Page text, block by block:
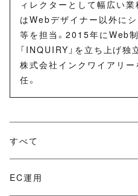
ィレクターとして幅広い
はWebデザイナー以外に
等を担当。2015年にWeb
「INQUIRY」を立ち上げ独
株式会社インクワイアリー
任。
すべて
EC運用